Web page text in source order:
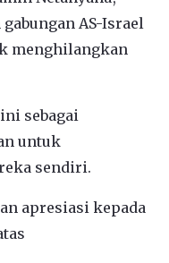
AS-Israel
menghilangkan
sebagai
untuk
sendiri.
apresiasi kepada